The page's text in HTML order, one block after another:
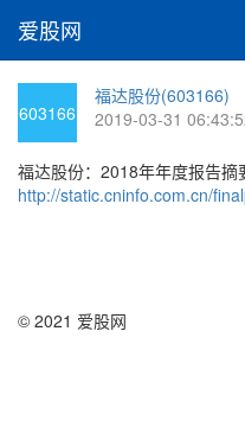
爱股网
603166
福达股份(603166)
2019-03-31
福达股份：2018年年度报告摘
http://static.cninfo.com.cn/
© 2021 爱股网